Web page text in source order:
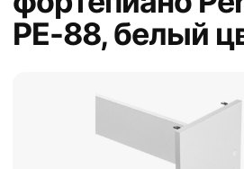
PE-88, белый